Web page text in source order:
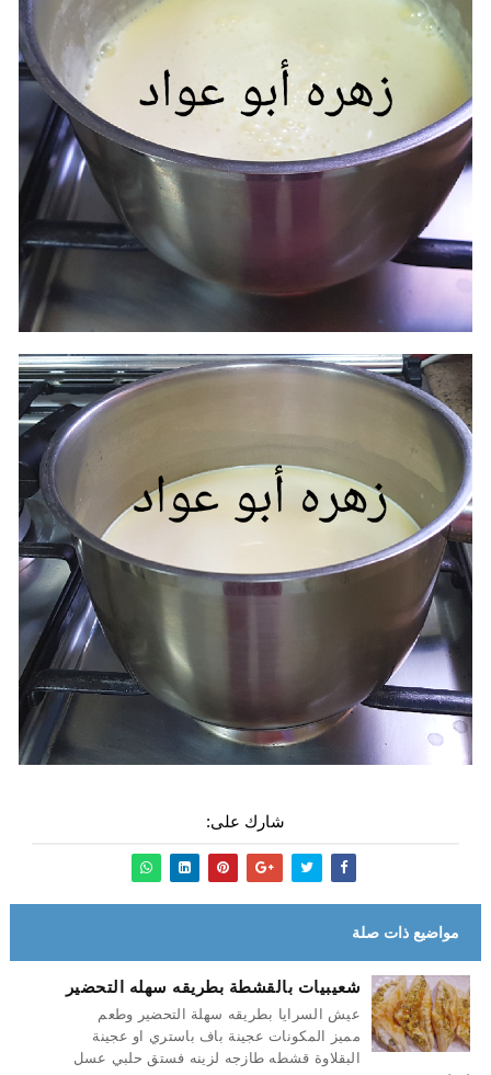
شارك على:
مواضيع ذات صلة
شعيبيات بالقشطة بطريقه سهله التحضير
عيش السرايا بطريقه سهلة التحضير وطعم
مميز المكونات عجينة باف باستري او عجينة
البقلاوة قشطه طازجه لزينه فستق حلبي عسل